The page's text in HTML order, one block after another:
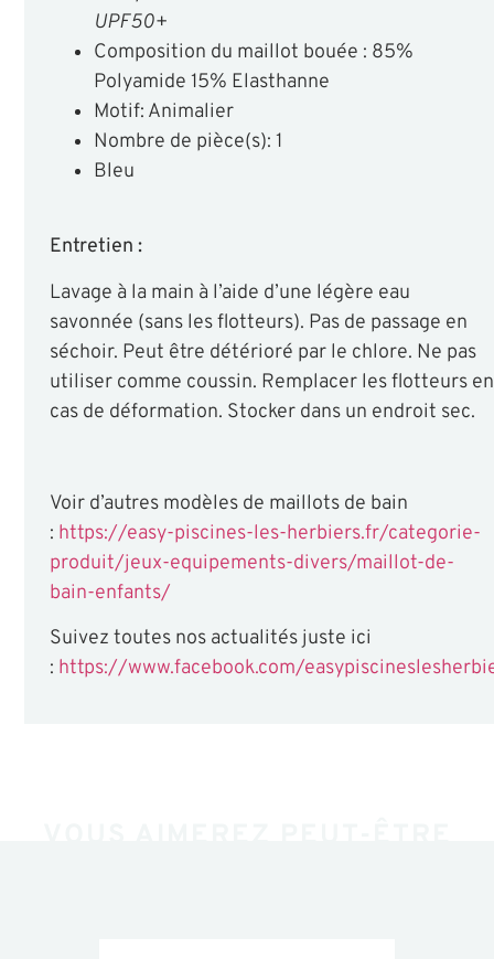
UPF50+
Composition du maillot bouée : 85%
Polyamide 15% Elasthanne
Motif: Animalier
Nombre de pièce(s): 1
Bleu
Entretien :
Lavage à la main à l’aide d’une légère eau
savonnée (sans les flotteurs). Pas de passage en
séchoir. Peut être détérioré par le chlore. Ne pas
utiliser comme coussin. Remplacer les flotteurs en
cas de déformation. Stocker dans un endroit sec.
Voir d’autres modèles de maillots de bain
: https://easy-piscines-les-herbiers.fr/categorie-
produit/jeux-equipements-divers/maillot-de-
bain-enfants/
Suivez toutes nos actualités juste ici
: https://www.facebook.com/